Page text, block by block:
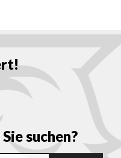
suchen?